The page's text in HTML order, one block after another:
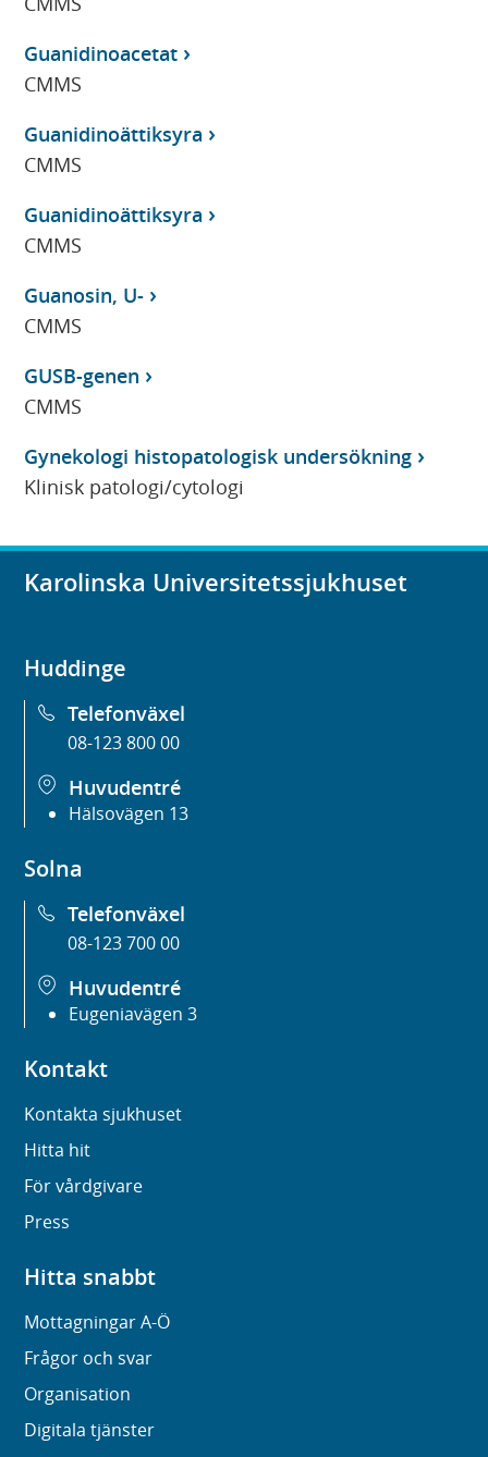
Guanidinoacetat
CMMS
Guanidinoättiksyra
CMMS
Guanidinoättiksyra
CMMS
Guanosin, U-
CMMS
GUSB-genen
CMMS
Gynekologi histopatologisk undersökning
Klinisk patologi/cytologi
Karolinska Universitetssjukhuset
Huddinge
Telefonväxel
08-123 800 00
Huvudentré
Hälsovägen 13
Solna
Telefonväxel
08-123 700 00
Huvudentré
Eugeniavägen 3
Kontakt
Kontakta sjukhuset
Hitta hit
För vårdgivare
Press
Hitta snabbt
Mottagningar A-Ö
Frågor och svar
Organisation
Digitala tjänster